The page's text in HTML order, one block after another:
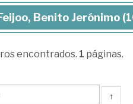
Benito Jerónimo
encontrados. 1 páginas.
↑